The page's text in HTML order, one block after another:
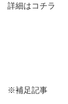
詳細はコチラ
※補足記事